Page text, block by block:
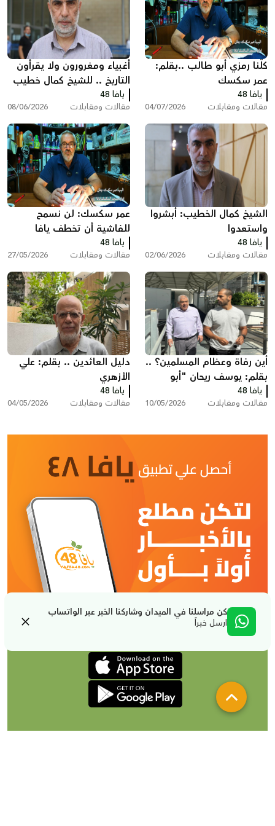
كن مراسلنا في الميدان وشاركنا الخبر عبر الواتساب
ارسل خبراً
كلّنا رمزي أبو طالب ..بقلم:
عمر سكسك
يافا 48
مقالات ومقابلات 04/07/2026
أغبياء ومغرورون ولا يقرأون
التاريخ .. للشيخ كمال خطيب
يافا 48
مقالات ومقابلات 08/06/2026
الشيخ كمال الخطيب: أبشروا
واستعدوا
يافا 48
مقالات ومقابلات 02/06/2026
عمر سكسك: لن نسمح
للفاشية أن تخطف يافا
وأحلام أولادنا
يافا 48
مقالات ومقابلات 27/05/2026
أين رفاة وعظام المسلمين؟ ..
بقلم: يوسف ريحان "أبو
حسام"
يافا 48
مقالات ومقابلات 10/05/2026
دليل العائدين .. بقلم: علي
الأزهري
يافا 48
مقالات ومقابلات 04/05/2026